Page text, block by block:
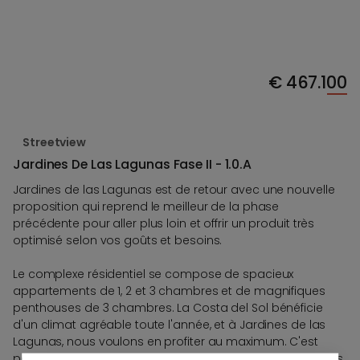
€467.100
Streetview
Jardines De Las Lagunas Fase II - 1.0.A
Jardines de las Lagunas est de retour avec une nouvelle
proposition qui reprend le meilleur de la phase
précédente pour aller plus loin et offrir un produit très
optimisé selon vos goûts et besoins.
Le complexe résidentiel se compose de spacieux
appartements de 1, 2 et 3 chambres et de magnifiques
penthouses de 3 chambres. La Costa del Sol bénéficie
d'un climat agréable toute l'année, et à Jardines de las
Lagunas, nous voulons en profiter au maximum. C'est